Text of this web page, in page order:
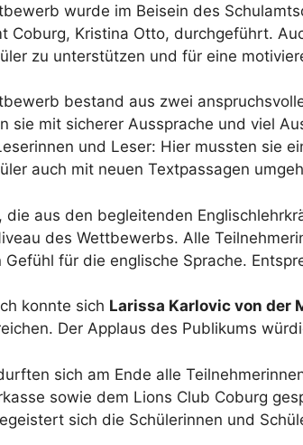
wurde im Beisein des
Coburg, Kristina Otto, durchgeführt.
zu unterstützen und für eine
bestand aus zwei
sie mit sicherer Aussprache und viel
und Leser: Hier mussten sie
auch mit neuen Textpassagen
die aus den begleitenden
des Wettbewerbs. Alle
Gefühl für die englische Sprache.
konnte sich Larissa Karlovic von der
Der Applaus des Publikums
sich am Ende alle
sowie dem Lions Club Coburg
sich die Schülerinnen und